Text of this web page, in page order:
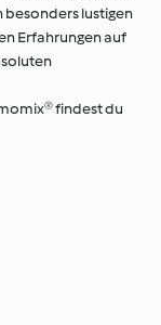
besonders lustigen
Erfahrungen auf
findest du